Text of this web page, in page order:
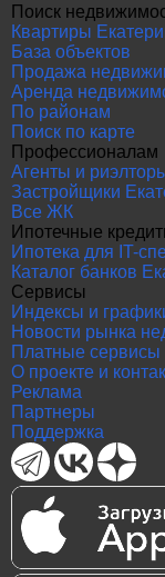
Поиск
Квартиры
База объектов
Продажа
Аренда
По районам
Поиск по карте
Профессионалам
Агенты и
Застройщики
Все ЖК
Ипотечные
Ипотека для IT-
Каталог банков
Сервисы
Индексы и
Новости рынка
Платные сервисы
О проекте и
Реклама
Партнеры
Поддержка